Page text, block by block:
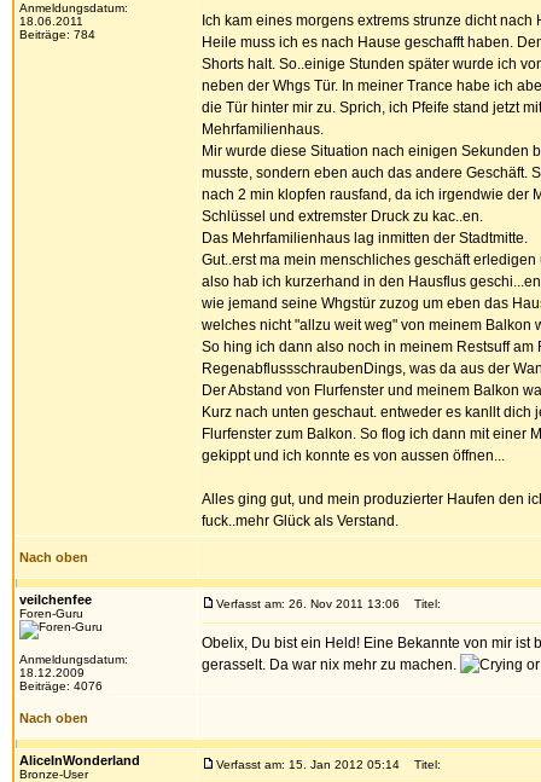
Anmeldungsdatum:
18.06.2011
Beiträge: 784
Ich kam eines morgens extrems strunze dicht
Heile muss ich es nach Hause geschafft haben.
Shorts halt. So..einige Stunden später wurde ich
neben der Whgs Tür. In meiner Trance habe ich
die Tür hinter mir zu. Sprich, ich Pfeife stand jetzt
Mehrfamilienhaus.
Mir wurde diese Situation nach einigen Sekunden
musste, sondern eben auch das andere Geschäft.
nach 2 min klopfen rausfand, da ich irgendwie der
Schlüssel und extremster Druck zu kac..en.
Das Mehrfamilienhaus lag inmitten der Stadtmitte.
Gut..erst ma mein menschliches geschäft
also hab ich kurzerhand in den Hausflus
wie jemand seine Whgstür zuzog um eben das
welches nicht "allzu weit weg" von meinem Balkon
So hing ich dann also noch in meinem Restsuff
RegenabflussschraubenDings, was da aus der
Der Abstand von Flurfenster und meinem Balkon
Kurz nach unten geschaut. entweder es kanllt
Flurfenster zum Balkon. So flog ich dann mit einer
gekippt und ich konnte es von aussen öffnen...
Alles ging gut, und mein produzierter Haufen den
fuck..mehr Glück als Verstand.
Nach oben
veilchenfee
Foren-Guru
Anmeldungsdatum:
18.12.2009
Beiträge: 4076
Verfasst am: 26. Nov 2011 13:06 Titel:
Obelix, Du bist ein Held! Eine Bekannte von mir
gerasselt. Da war nix mehr zu machen.
Nach oben
AliceInWonderland
Bronze-User
Verfasst am: 15. Jan 2012 05:14 Titel: